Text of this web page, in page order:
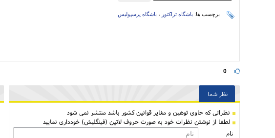
برچسب ها: باشگاه تراکتور ، باشگاه پرسپولیس
0
نظر شما
نظراتی كه حاوی توهین و مغایر قوانین کشور باشد منتشر نمی شود
لطفا از نوشتن نظرات خود به صورت حروف لاتین (فینگلیش) خودداری نمایید
نام